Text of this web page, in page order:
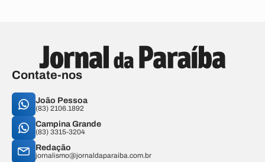
Contate-nos
João Pessoa
(83) 2106.1892
Campina Grande
(83) 3315-3204
Redação
jornalismo@jornaldaparaiba.com.br